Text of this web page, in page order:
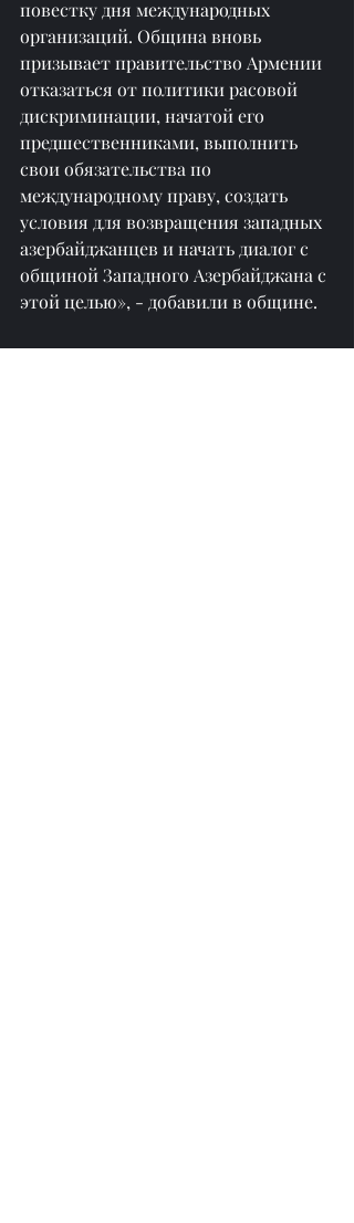
повестку дня международных
организаций. Община вновь
призывает правительство Армении
отказаться от политики расовой
дискриминации, начатой его
предшественниками, выполнить
свои обязательства по
международному праву, создать
условия для возвращения западных
азербайджанцев и начать диалог с
общиной Западного Азербайджана с
этой целью», - добавили в общине.